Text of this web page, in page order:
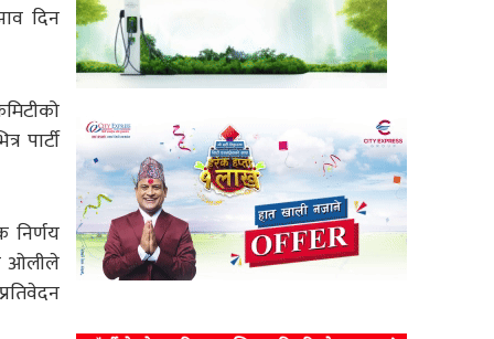
दिन
पार्टी
निर्णय
ओलीले